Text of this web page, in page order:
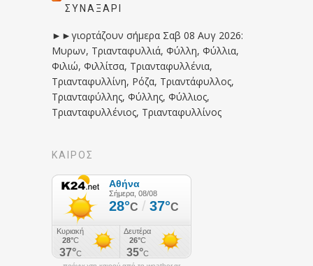
ΣΥΝΑΞΆΡΙ
►►γιορτάζουν σήμερα Σαβ 08 Αυγ 2026:
Μυρων, Τριανταφυλλιά, Φύλλη, Φύλλια,
Φιλιώ, Φιλλίτσα, Τριανταφυλλένια,
Τριανταφυλλίνη, Ρόζα, Τριαντάφυλλος,
Τριανταφύλλης, Φύλλης, Φύλλιος,
Τριανταφυλλένιος, Τριανταφυλλίνος
ΚΑΙΡΟΣ